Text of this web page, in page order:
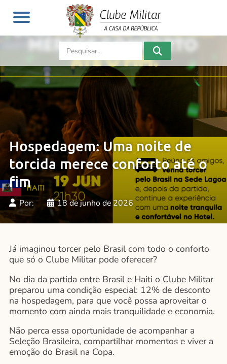
Hospedagem: Uma noite de
torcida merece conforto até o
fim
Por: 18 de junho de 2026
Já imaginou torcer pelo Brasil com todo o conforto
que só o Clube Militar pode oferecer?
No dia da partida entre Brasil e Haiti o Clube Militar
preparou uma condição especial: 12% de desconto
na hospedagem, para que você possa aproveitar o
momento com ainda mais tranquilidade e economia.
Não perca essa oportunidade de acompanhar a
Seleção Brasileira, compartilhar momentos e viver a
emoção do Brasil na Copa.